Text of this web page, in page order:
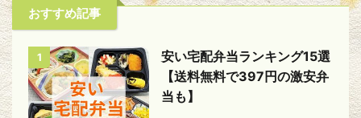
おすすめ記事
1
安い宅配弁当ランキング15選
【送料無料で397円の激安弁
当も】